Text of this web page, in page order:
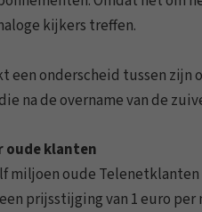
kijkers treffen.
een onderscheid tussen zijn
na de overname van de
oude klanten
miljoen oude Telenetklanten
prijsstijging van 1 euro